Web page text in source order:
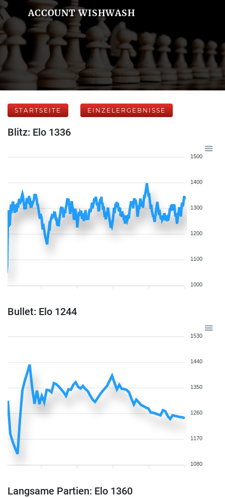
ACCOUNT WISHWASH
STARTSEITE EINZELERGEBNISSE
Blitz: Elo 1336
1500
1400
1300
1200
1100
1000
Bullet: Elo 1244
1530
1440
1350
1260
1170
1080
Langsame Partien: Elo 1360